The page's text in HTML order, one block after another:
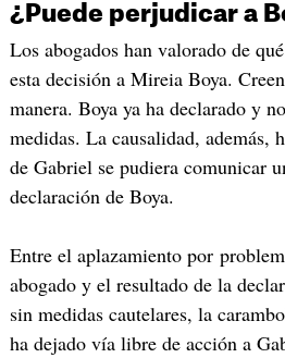
¿Puede perjudicar a
Los abogados han valorado de
esta decisión a Mireia Boya.
manera. Boya ya ha declarado y
medidas. La causalidad, además,
de Gabriel se pudiera comunicar
declaración de Boya.
Entre el aplazamiento por
abogado y el resultado de la
sin medidas cautelares, la
ha dejado vía libre de acción a